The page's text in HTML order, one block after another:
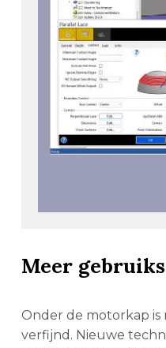
Meer
Onder de motorkap is
verfijnd. Nieuwe